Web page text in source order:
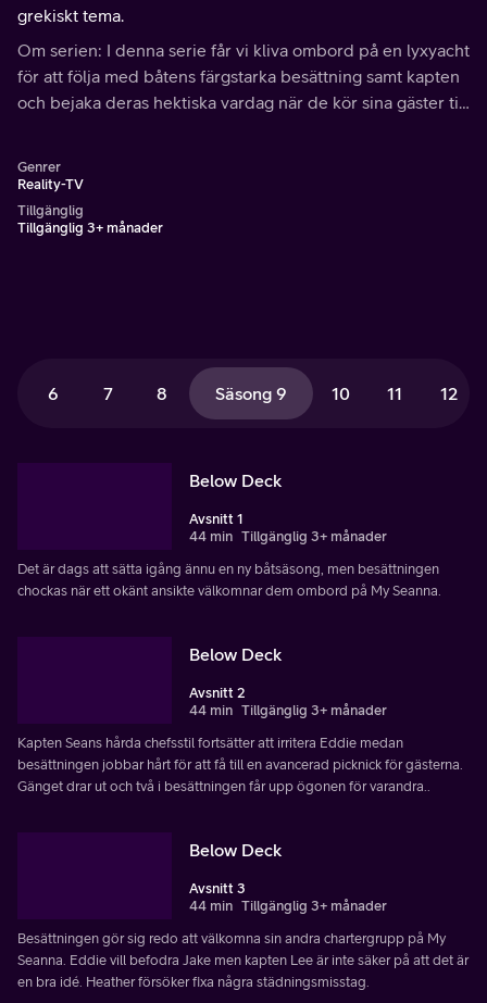
grekiskt tema.
Om serien: I denna serie får vi kliva ombord på en lyxyacht
för att följa med båtens färgstarka besättning samt kapten
och bejaka deras hektiska vardag när de kör sina gäster till
Genrer
Reality-TV
Tillgänglig
Tillgänglig 3+ månader
6 7 8 Säsong 9 10 11 12
Below Deck
Avsnitt 1
44 min Tillgänglig 3+ månader
Det är dags att sätta igång ännu en ny båtsäsong, men besättningen
chockas när ett okänt ansikte välkomnar dem ombord på My Seanna.
Below Deck
Avsnitt 2
44 min Tillgänglig 3+ månader
Kapten Seans hårda chefsstil fortsätter att irritera Eddie medan
besättningen jobbar hårt för att få till en avancerad picknick för gästerna.
Gänget drar ut och två i besättningen får upp ögonen för varandra..
Below Deck
Avsnitt 3
44 min Tillgänglig 3+ månader
Besättningen gör sig redo att välkomna sin andra chartergrupp på My
Seanna. Eddie vill befodra Jake men kapten Lee är inte säker på att det är
en bra idé. Heather försöker fixa några städningsmisstag.